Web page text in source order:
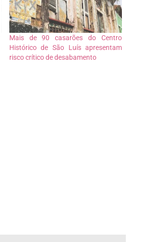
Mais de 90 casarões do Centro
Histórico de São Luís apresentam
risco crítico de desabamento